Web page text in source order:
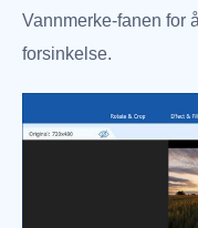
Vannmerke-fanen for
forsinkelse.